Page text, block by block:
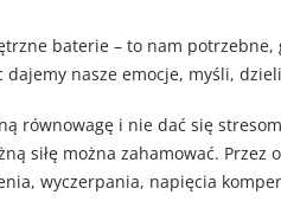
baterie – to nam
nasze emocje, myśli,
równowagę i nie dać się
siłę można zahamować. Przez
wyczerpania, napięcia